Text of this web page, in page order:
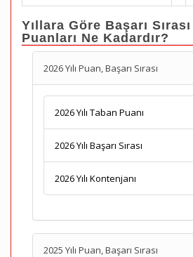
Yıllara Göre Başarı
Puanları Ne Kadardır?
2026 Yılı Puan, Başarı Sırası
2026 Yılı Taban Puanı
2026 Yılı Başarı Sırası
2026 Yılı Kontenjanı
2025 Yılı Puan, Başarı Sırası